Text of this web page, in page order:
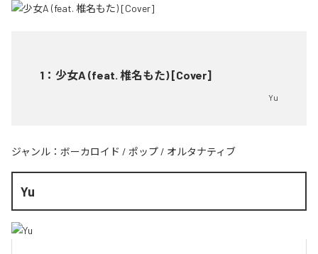
1 ： 少女A (feat. 椎名もた) [Cover]
Yu
ジャンル： ボーカロイド / ポップ / オルタナティブ
Yu